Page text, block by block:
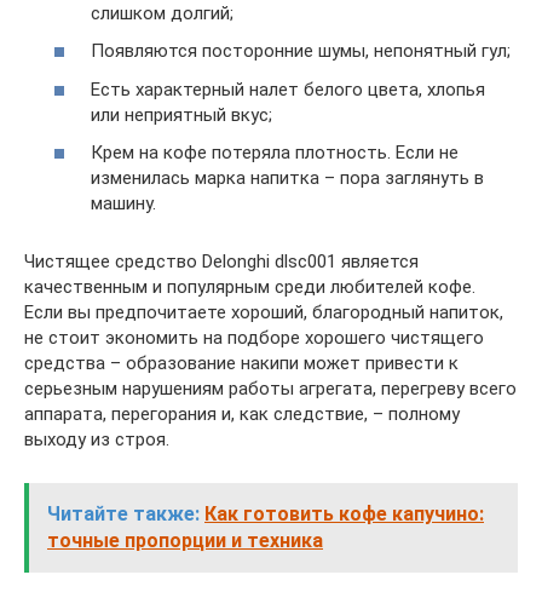
слишком долгий;
Появляются посторонние шумы, непонятный гул;
Есть характерный налет белого цвета, хлопья
или неприятный вкус;
Крем на кофе потеряла плотность. Если не
изменилась марка напитка – пора заглянуть в
машину.
Чистящее средство Delonghi dlsc001 является
качественным и популярным среди любителей кофе.
Если вы предпочитаете хороший, благородный напиток,
не стоит экономить на подборе хорошего чистящего
средства – образование накипи может привести к
серьезным нарушениям работы агрегата, перегреву всего
аппарата, перегорания и, как следствие, – полному
выходу из строя.
Читайте также: Как готовить кофе капучино:
точные пропорции и техника